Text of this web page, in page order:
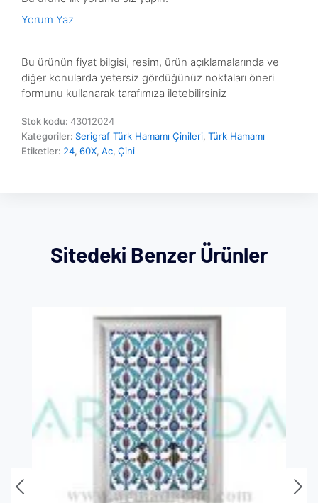
Yorum Yaz
Bu ürünün fiyat bilgisi, resim, ürün açıklamalarında ve
diğer konularda yetersiz gördüğünüz noktaları öneri
formunu kullanarak tarafımıza iletebilirsiniz
Stok kodu: 43012024
Kategoriler: Serigraf Türk Hamamı Çinileri, Türk Hamamı
Etiketler: 24, 60X, Ac, Çini
Sitedeki Benzer Ürünler